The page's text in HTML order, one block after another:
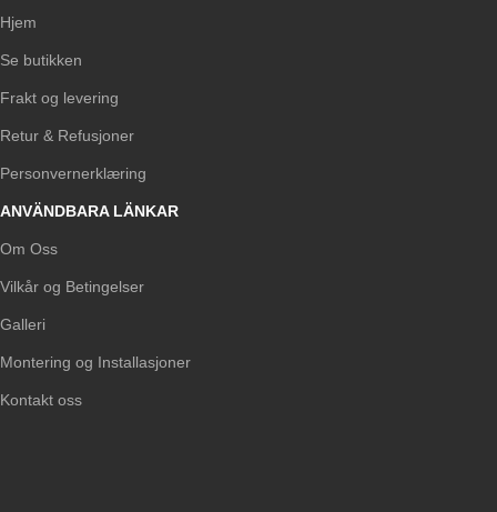
Hjem
Se butikken
Frakt og levering
Retur & Refusjoner
Personvernerklæring
ANVÄNDBARA LÄNKAR
Om Oss
Vilkår og Betingelser
Galleri
Montering og Installasjoner
Kontakt oss